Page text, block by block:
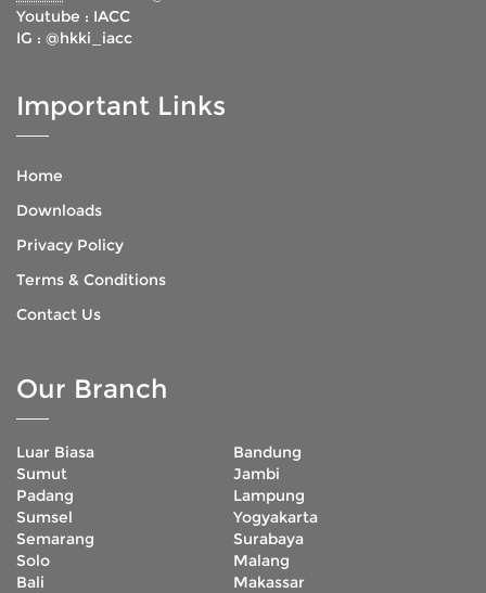
Youtube : IACC
IG : @hkki_iacc
Important Links
Home
Downloads
Privacy Policy
Terms & Conditions
Contact Us
Our Branch
Luar Biasa
Bandung
Sumut
Jambi
Padang
Lampung
Sumsel
Yogyakarta
Semarang
Surabaya
Solo
Malang
Bali
Makassar